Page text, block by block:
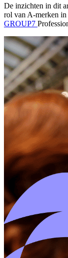
De inzichten in dit
rol van A-merken in
GROUP7